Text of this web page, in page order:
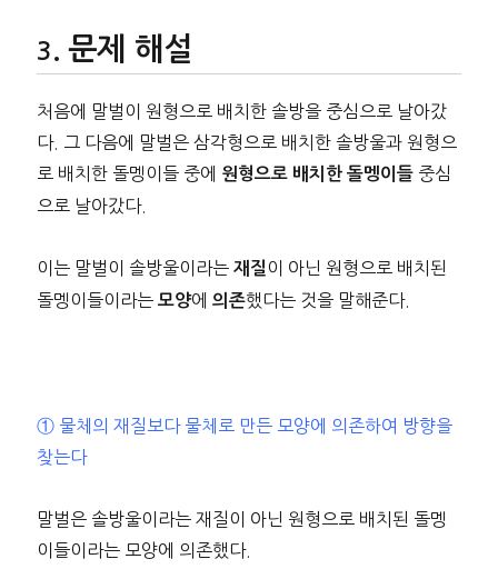
문제 해설
처음에 말벌이 원형으로 배치한 솔방을 중심으로 날아갔
다. 그 다음에 말벌은 삼각형으로 배치한 솔방울과 원형으
로 배치한 돌멩이들 중에
원형으로 배치한 돌멩이들중심
으로 날아갔다.
이는 말벌이 솔방울이라는 재질 이 아닌 원형으로 배치된
돌멩이들이라는 모양에 의존했다는 것을 말해준다.
① 물체의 재질보다 물체로 만든 모양에 의존하여 방향을
찾는다
말벌은 솔방울이라는 재질이 아닌 원형으로 배치된 돌멩
이들이라는 모양에 의존했다.